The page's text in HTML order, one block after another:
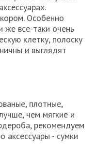
Особенно
же все-таки очень
клетку, полоску
и выглядят
плотные,
чем мягкие и
рекомендуем
- сумки